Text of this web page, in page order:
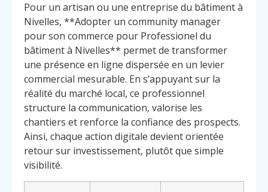
Pour un artisan ou une entreprise du bâtiment à
Nivelles, **Adopter un community manager
pour son commerce pour Professionel du
bâtiment à Nivelles** permet de transformer
une présence en ligne dispersée en un levier
commercial mesurable. En s’appuyant sur la
réalité du marché local, ce professionnel
structure la communication, valorise les
chantiers et renforce la confiance des prospects.
Ainsi, chaque action digitale devient orientée
retour sur investissement, plutôt que simple
visibilité.